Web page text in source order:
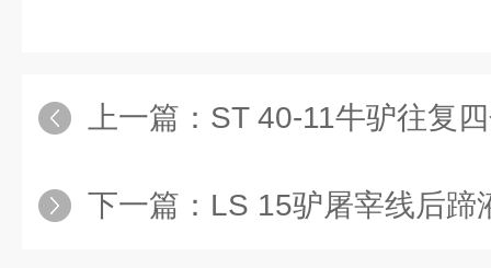
上一篇： ST 40-11牛驴往复四
下一篇： LS 15驴屠宰线后蹄液压